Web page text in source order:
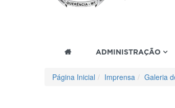
ADMINISTRAÇÃO
Página Inicial Imprensa Galeria